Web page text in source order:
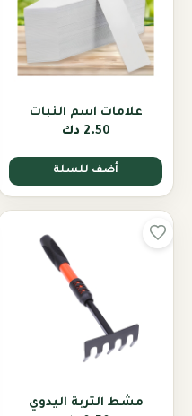
علامات اسم النبات
2.50 دك
أضف للسلة
مشط التربة اليدوي